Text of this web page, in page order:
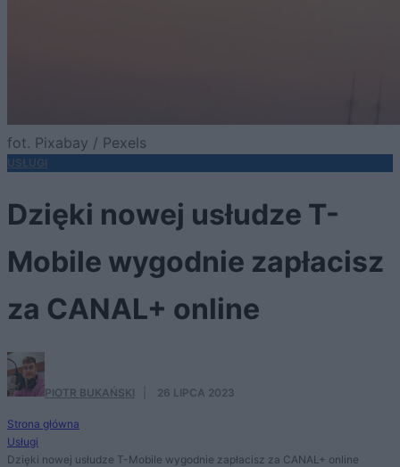
fot. Pixabay / Pexels
USŁUGI
Dzięki nowej usłudze T-
Mobile wygodnie zapłacisz
za CANAL+ online
PIOTR BUKAŃSKI 26 LIPCA 2023
Strona główna
Usługi
Dzięki nowej usłudze T-Mobile wygodnie zapłacisz za CANAL+ online